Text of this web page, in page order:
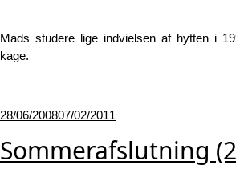
Mads studere lige indvielsen af hytten i
kage.
Udgivet
28/06/200807/02/2011
Sommerafslutning